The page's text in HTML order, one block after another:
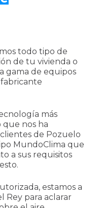
todo tipo de
de tu vivienda o
gama de equipos
más
que nos ha
de Pozuelo
MundoClima que
a sus requisitos
estamos a
Rey para aclarar